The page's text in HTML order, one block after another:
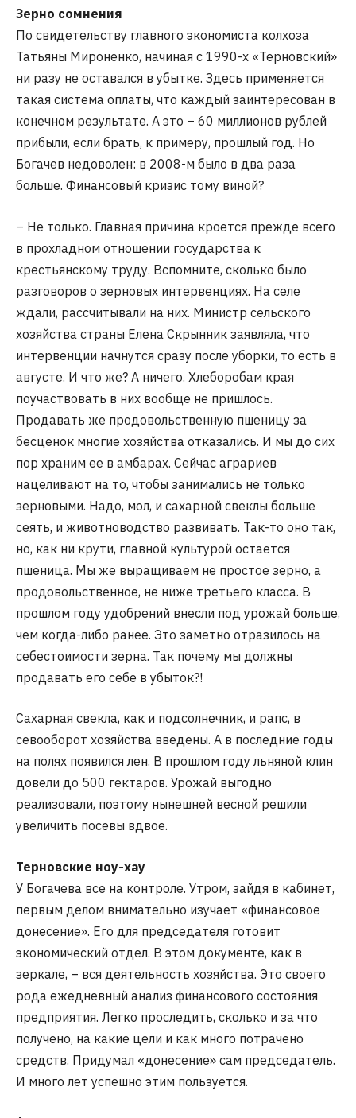
Зерно сомнения
По свидетельству главного экономиста колхоза
Татьяны Мироненко, начиная с 1990-х «Терновский»
ни разу не оставался в убытке. Здесь применяется
такая система оплаты, что каждый заинтересован в
конечном результате. А это – 60 миллионов рублей
прибыли, если брать, к примеру, прошлый год. Но
Богачев недоволен: в 2008-м было в два раза
больше. Финансовый кризис тому виной?
– Не только. Главная причина кроется прежде всего
в прохладном отношении государства к
крестьянскому труду. Вспомните, сколько было
разговоров о зерновых интервенциях. На селе
ждали, рассчитывали на них. Министр сельского
хозяйства страны Елена Скрынник заявляла, что
интервенции начнутся сразу после уборки, то есть в
августе. И что же? А ничего. Хлеборобам края
поучаствовать в них вообще не пришлось.
Продавать же продовольственную пшеницу за
бесценок многие хозяйства отказались. И мы до сих
пор храним ее в амбарах. Сейчас аграриев
нацеливают на то, чтобы занимались не только
зерновыми. Надо, мол, и сахарной свеклы больше
сеять, и животноводство развивать. Так-то оно так,
но, как ни крути, главной культурой остается
пшеница. Мы же выращиваем не простое зерно, а
продовольственное, не ниже третьего класса. В
прошлом году удобрений внесли под урожай больше,
чем когда-либо ранее. Это заметно отразилось на
себестоимости зерна. Так почему мы должны
продавать его себе в убыток?!
Сахарная свекла, как и подсолнечник, и рапс, в
севооборот хозяйства введены. А в последние годы
на полях появился лен. В прошлом году льняной клин
довели до 500 гектаров. Урожай выгодно
реализовали, поэтому нынешней весной решили
увеличить посевы вдвое.
Терновские ноу-хау
У Богачева все на контроле. Утром, зайдя в кабинет,
первым делом внимательно изучает «финансовое
донесение». Его для председателя готовит
экономический отдел. В этом документе, как в
зеркале, – вся деятельность хозяйства. Это своего
рода ежедневный анализ финансового состояния
предприятия. Легко проследить, сколько и за что
получено, на какие цели и как много потрачено
средств. Придумал «донесение» сам председатель.
И много лет успешно этим пользуется.